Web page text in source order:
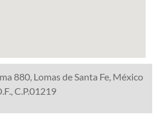
880, Lomas de Santa Fe, México
C.P.01219